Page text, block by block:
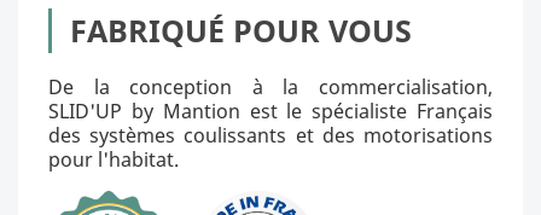
FABRIQUÉ POUR VOUS
De la conception à la commercialisation,
SLID'UP by Mantion est le spécialiste Français
des systèmes coulissants et des motorisations
pour l'habitat.